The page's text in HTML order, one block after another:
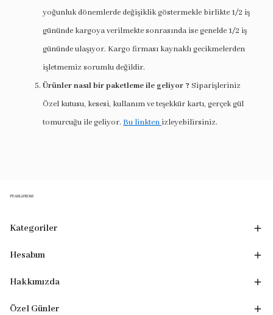
yoğunluk dönemlerde değişiklik göstermekle birlikte 1/2 iş
gününde kargoya verilmekte sonrasında ise genelde 1/2 iş
gününde ulaşıyor. Kargo firması kaynaklı gecikmelerden
işletmemiz sorumlu değildir.
Ürünler nasıl bir paketleme ile geliyor ? Siparişleriniz
Özel kutusu, kesesi, kullanım ve teşekkür kartı, gerçek gül
tomurcuğu ile geliyor. Bu linkten izleyebilirsiniz.
Kategoriler
Hesabım
Hakkımızda
Özel Günler